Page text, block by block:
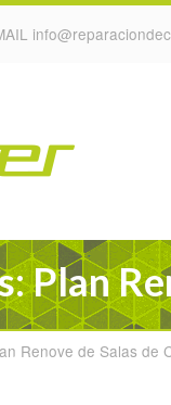
Plan
Renove de Salas de